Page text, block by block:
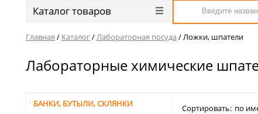
Каталог товаров
Главная / Каталог/Лабораторная посуда /Ложки, шпатели
Лабораторные химические
БАНКИ, БУТЫЛИ, СКЛЯНКИ Сортировать: по